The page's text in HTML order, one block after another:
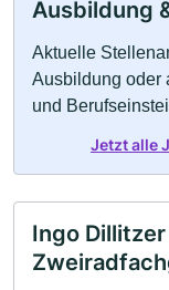
Ausbildung
Aktuelle
Ausbildung oder
und
Jetzt alle
Ingo